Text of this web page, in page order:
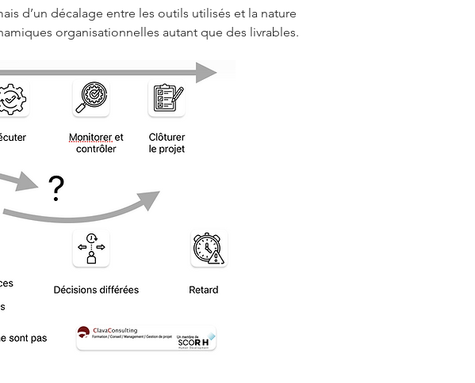
d’un décalage entre les outils utilisés et la nature
organisationnelles autant que des livrables.